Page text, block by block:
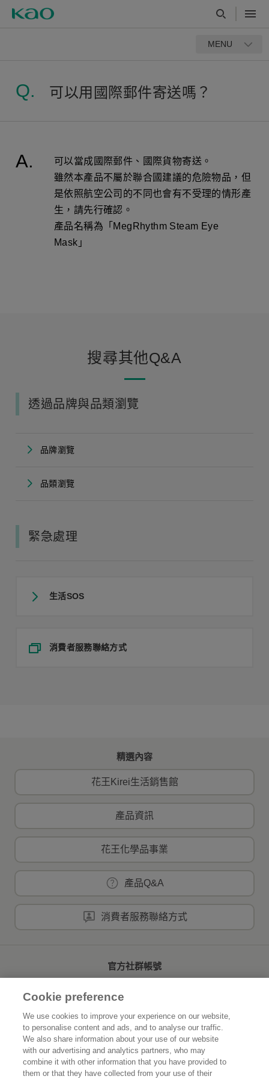
MENU
可以用國際郵件寄送嗎？
可以當成國際郵件、國際貨物寄送。
雖然本產品不屬於聯合國建議的危險物品，但
是依照航空公司的不同也會有不受理的情形產
生，請先行確認。
產品名稱為「MegRhythm Steam Eye
Mask」
搜尋其他Q&A
透過品牌與品類瀏覽
品牌瀏覽
品類瀏覽
緊急處理
生活SOS
消費者服務聯絡方式
精選內容
花王Kirei生活銷售館
產品資訊
花王化學品事業
產品Q&A
消費者服務聯絡方式
官方社群帳號
首頁 關於花王
可持續發展 創新研發
Cookie preference
We use cookies to improve your experience on our website,
to personalise content and ads, and to analyse our traffic.
We also share information about your use of our website
with our advertising and analytics partners, who may
combine it with other information that you have provided to
them or that they have collected from your use of their